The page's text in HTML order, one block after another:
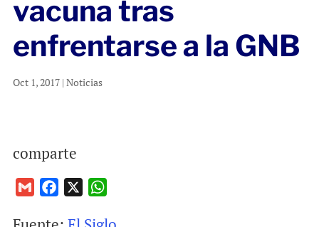
vacuna tras
enfrentarse a la GNB
Oct 1, 2017| Noticias
comparte